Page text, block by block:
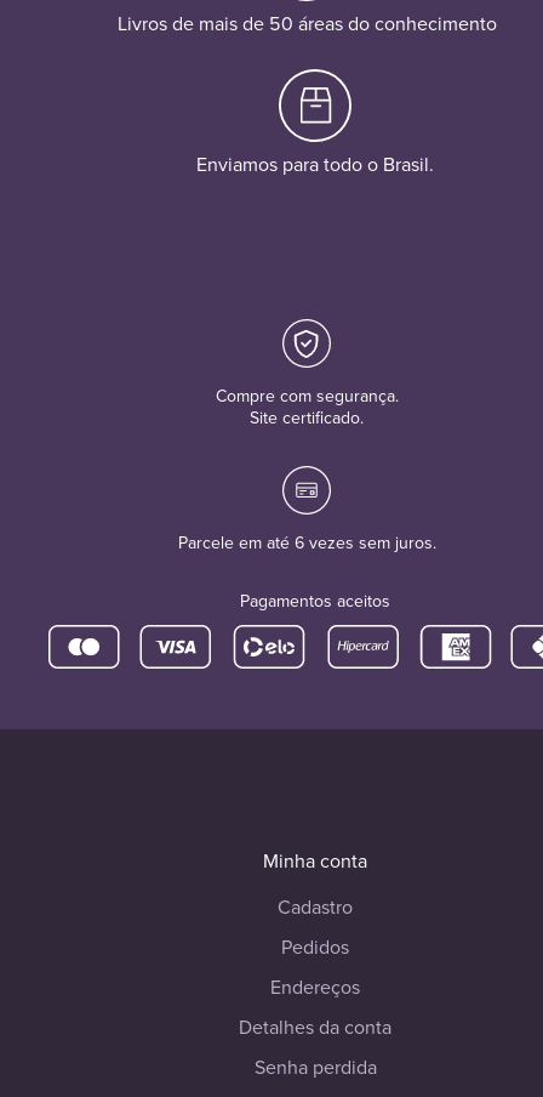
Livros de mais de 50 áreas do conhecimento
Enviamos para todo o Brasil.
Compre com segurança.
Site certificado.
Parcele em até 6 vezes sem juros.
Pagamentos aceitos
Minha conta
Cadastro
Pedidos
Endereços
Detalhes da conta
Senha perdida